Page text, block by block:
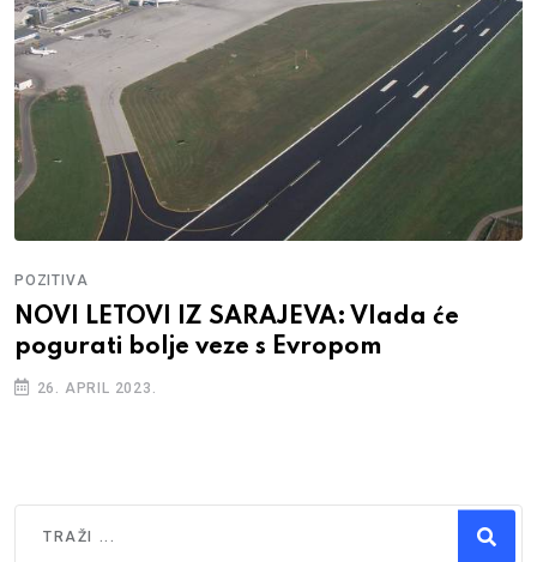
POZITIVA
NOVI LETOVI IZ SARAJEVA: Vlada će
pogurati bolje veze s Evropom
26. APRIL 2023.